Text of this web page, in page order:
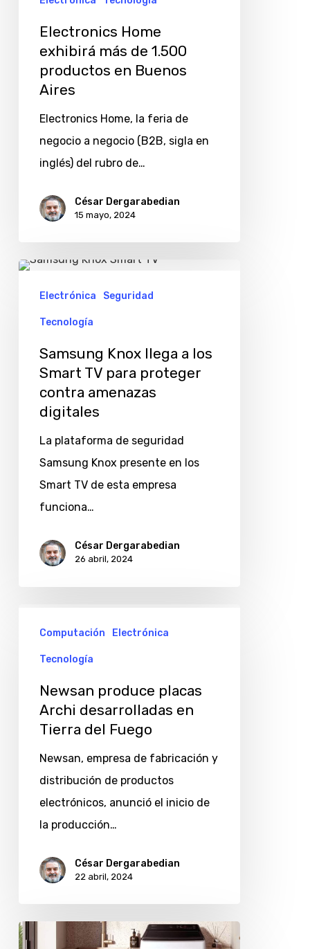
Electronics Home
exhibirá más de 1.500
productos en Buenos
Aires
Electronics Home, la feria de
negocio a negocio (B2B, sigla en
inglés) del rubro de…
César Dergarabedian
15 mayo, 2024
Samsung
Knox
Smart
proteger
contra
amenazas
digitales
Electrónica Seguridad
Tecnología
Samsung Knox llega a los
Smart TV para proteger
contra amenazas
digitales
La plataforma de seguridad
Samsung Knox presente en los
Smart TV de esta empresa
funciona…
César Dergarabedian
26 abril, 2024
produce
placas
desarrolladas
Computación Electrónica
Tecnología
Newsan produce placas
Archi desarrolladas en
Tierra del Fuego
Newsan, empresa de fabricación y
distribución de productos
electrónicos, anunció el inicio de
la producción…
César Dergarabedian
22 abril, 2024
Samsung